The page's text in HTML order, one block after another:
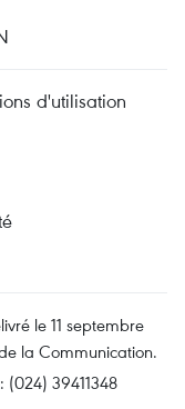
d'utilisation
le 11 septembre
la Communication.
(024) 39411348